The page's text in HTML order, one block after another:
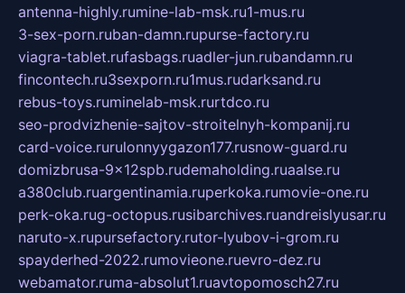
antenna-highly.rumine-lab-msk.ru1-mus.ru
3-sex-porn.ruban-damn.rupurse-factory.ru
viagra-tablet.rufasbags.ruadler-jun.rubandamn.ru
fincontech.ru3sexporn.ru1mus.rudarksand.ru
rebus-toys.ruminelab-msk.rurtdco.ru
seo-prodvizhenie-sajtov-stroitelnyh-kompanij.ru
card-voice.rurulonnyygazon177.rusnow-guard.ru
domizbrusa-9x12spb.rudemaholding.ruaalse.ru
a380club.ruargentinamia.ruperkoka.rumovie-one.ru
perk-oka.rug-octopus.rusibarchives.ruandreislyusar.ru
naruto-x.rupursefactory.rutor-lyubov-i-grom.ru
spayderhed-2022.rumovieone.ruevro-dez.ru
webamator.ruma-absolut1.ruavtopomosch27.ru